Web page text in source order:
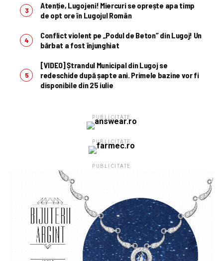
Atenție, Lugojeni! Miercuri se oprește apa timp
de opt ore în Lugojul Român
Conflict violent pe „Podul de Beton” din Lugoj! Un
bărbat a fost înjunghiat
[VIDEO] Ștrandul Municipal din Lugoj se
redeschide după șapte ani. Primele bazine vor fi
disponibile din 25 iulie
PUBLICITATE
PUBLICITATE
PUBLICITATE